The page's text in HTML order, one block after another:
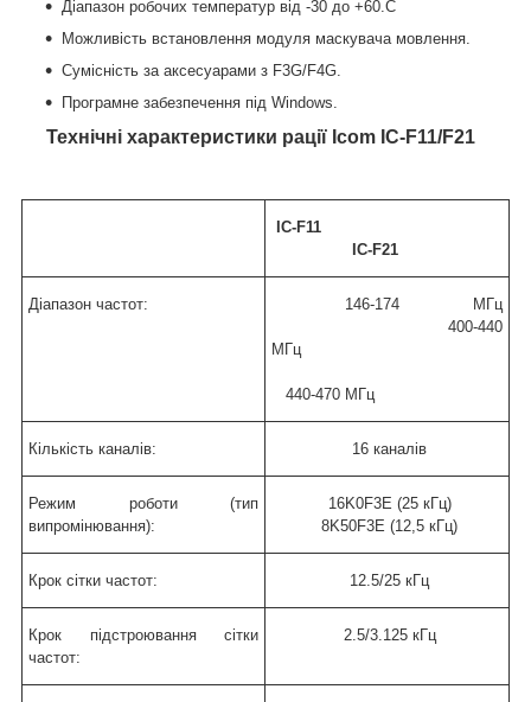
Діапазон робочих температур від -30 до +60.С
Можливість встановлення модуля маскувача мовлення.
Сумісність за аксесуарами з F3G/F4G.
Програмне забезпечення під Windows.
Технічні характеристики рації Icom IC-F11/F21
IC-F11
IC-F21
Діапазон частот:
146-174 МГц
400-440
МГц
440-470 МГц
Кількість каналів: 16 каналів
Режим роботи (тип
випромінювання):
16K0F3E (25 кГц)
8K50F3E (12,5 кГц)
Крок сітки частот: 12.5/25 кГц
Крок підстроювання сітки
частот:
2.5/3.125 кГц